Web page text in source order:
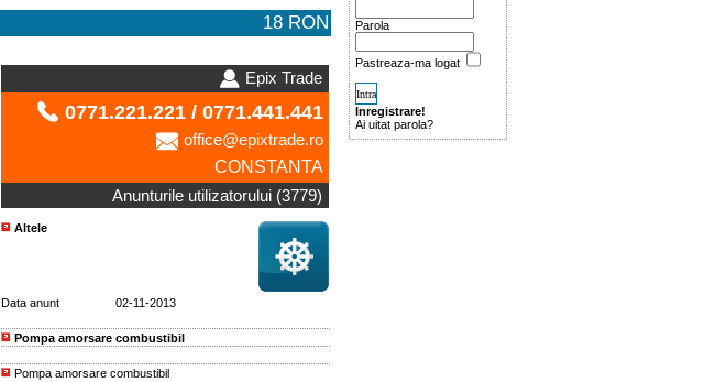
18 RON
Epix Trade
0771.221.221 / 0771.441.441
office@epixtrade.ro
CONSTANTA
Anunturile utilizatorului (3779)
Altele
Data anunt 02-11-2013
Pompa amorsare combustibil
Pompa amorsare combustibil
Parola
Pastreaza-ma logat
Inregistrare!
Ai uitat parola?